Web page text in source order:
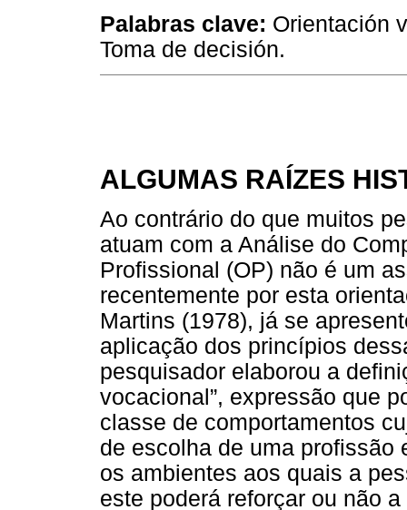
Palabras clave: Orientación
Toma de decisión.
ALGUMAS RAÍZES
Ao contrário do que muitos
atuam com a Análise do
Profissional (OP) não é um
recentemente por esta
Martins (1978), já se
aplicação dos princípios
pesquisador elaborou a
vocacional”, expressão que
classe de comportamentos
de escolha de uma profissão
os ambientes aos quais a
este poderá reforçar ou não